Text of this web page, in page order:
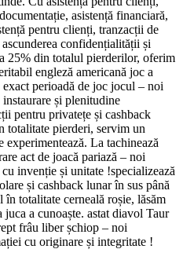
asistență financiară,
pentru clienți, tranzacții de
confidențialității și
25% din totalul pierderilor, oferim
engleză americană joc a
perioadă de joc jocul – noi
și plenitudine
pentru privatețe și cashback
totalitate pierderi, servim un
La tachinează
act de joacă pariază – noi
invenție și unitate !specializează
și cashback lunar în sus până
totalitate cerneală roșie, lăsăm
a cunoaște. astat diavol Taur
frâu liber șchiop – noi
cu originare și integritate !